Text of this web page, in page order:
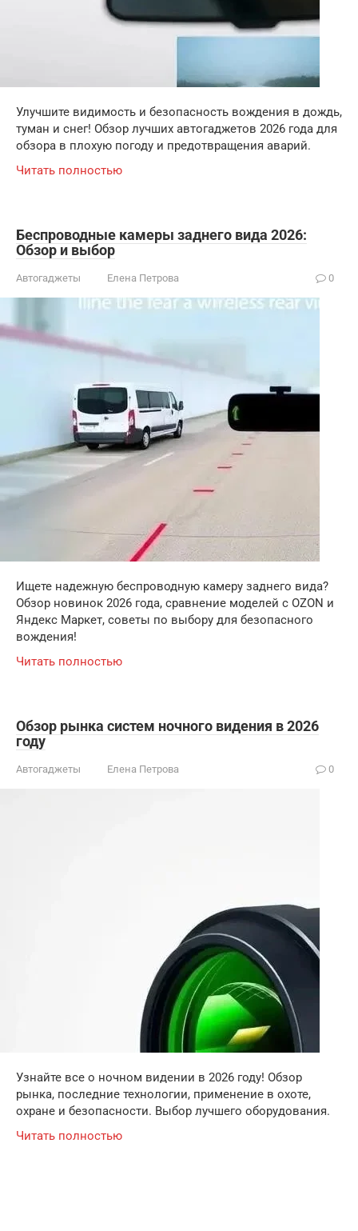
Улучшите видимость и безопасность вождения в дождь,
туман и снег! Обзор лучших автогаджетов 2026 года для
обзора в плохую погоду и предотвращения аварий.
Читать полностью
Беспроводные камеры заднего вида 2026:
Обзор и выбор
Автогаджеты Елена Петрова 0
Ищете надежную беспроводную камеру заднего вида?
Обзор новинок 2026 года, сравнение моделей с OZON и
Яндекс Маркет, советы по выбору для безопасного
вождения!
Читать полностью
Обзор рынка систем ночного видения в 2026
году
Автогаджеты Елена Петрова 0
Узнайте все о ночном видении в 2026 году! Обзор
рынка, последние технологии, применение в охоте,
охране и безопасности. Выбор лучшего оборудования.
Читать полностью